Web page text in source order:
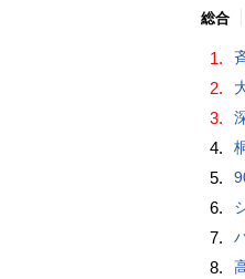
総合
1.
2.
3.
4.
5.
6.
7.
8.